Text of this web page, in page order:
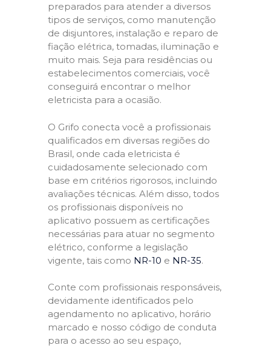
preparados para atender a diversos
tipos de serviços, como manutenção
de disjuntores, instalação e reparo de
fiação elétrica, tomadas, iluminação e
muito mais. Seja para residências ou
estabelecimentos comerciais, você
conseguirá encontrar o melhor
eletricista para a ocasião.
O Grifo conecta você a profissionais
qualificados em diversas regiões do
Brasil, onde cada eletricista é
cuidadosamente selecionado com
base em critérios rigorosos, incluindo
avaliações técnicas. Além disso, todos
os profissionais disponíveis no
aplicativo possuem as certificações
necessárias para atuar no segmento
elétrico, conforme a legislação
vigente, tais como NR-10 e NR-35.
Conte com profissionais responsáveis,
devidamente identificados pelo
agendamento no aplicativo, horário
marcado e nosso código de conduta
para o acesso ao seu espaço,